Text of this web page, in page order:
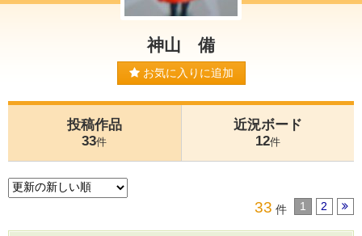
神山 備
お気に入りに追加
投稿作品
33件
近況ボード
12件
33 件 1 2